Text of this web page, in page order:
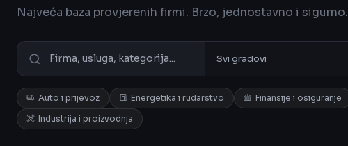
Najveća baza provjerenih firmi. Brzo, jednostavno i sigurno.
Auto i prijevoz Energetika i rudarstvo Finansije i osiguranje
Industrija i proizvodnja